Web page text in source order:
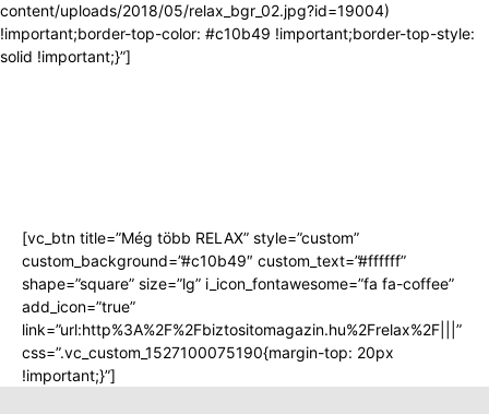
content/uploads/2018/05/relax_bgr_02.jpg?id=19004)
!important;border-top-color: #c10b49 !important;border-top-style:
solid !important;}”]
[vc_btn title=”Még több RELAX” style=”custom”
custom_background=”#c10b49″ custom_text=”#ffffff”
shape=”square” size=”lg” i_icon_fontawesome=”fa fa-coffee”
add_icon=”true”
link=”url:http%3A%2F%2Fbiztositomagazin.hu%2Frelax%2F|||”
css=”.vc_custom_1527100075190{margin-top: 20px
!important;}”]